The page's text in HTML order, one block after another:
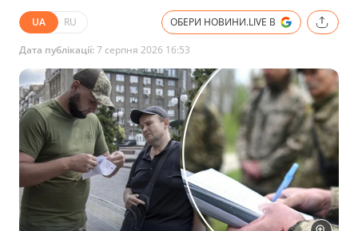
UA RU ОБЕРИ НОВИНИ.LIVE В
Дата публікації:7 серпня 2026 16:53